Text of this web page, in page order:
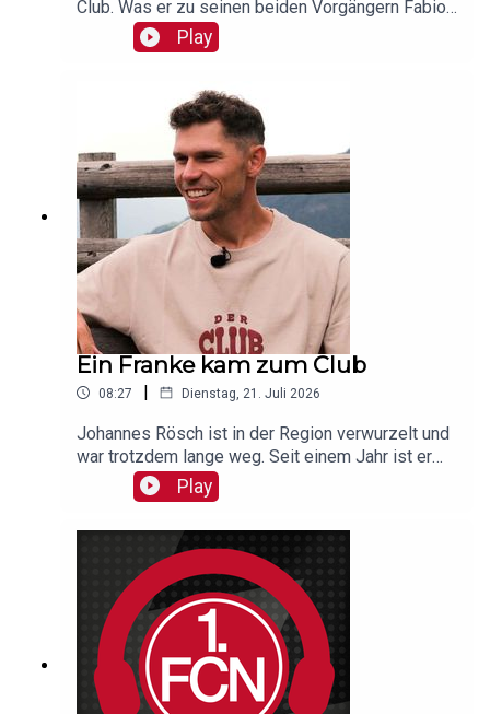
Club. Was er zu seinen beiden Vorgängern Fabio
Gruber sowie Tom Baack zu sagen hat und wie es
ihm in seinen ersten Wochen beim 1. FC Nürnberg
Play
Ein Franke kam zum Club
08:27 | Dienstag, 21. Juli 2026
Johannes Rösch ist in der Region verwurzelt und
war trotzdem lange weg. Seit einem Jahr ist er
nun Reha- und Athletik-Trainer beim Club und hat
uns im Club-Podcast erzählt, was das eigentlich
begann, ist natürlich auch die Kulisse passend
gewählt!
Play